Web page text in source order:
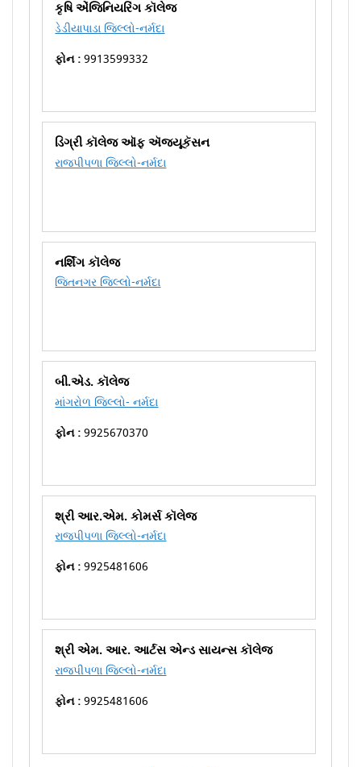
કૃષિ એંજિનિયરિંગ કૉલેજ
ડેડીયાપાડા જિલ્લો-નર્મદા
ફોન :9913599332
ડિગ્રી કૉલેજ ઑફ ઍજ્યૂકૅસન
રાજપીપળા જિલ્લો-નર્મદા
નર્શિંગ કૉલેજ
જિતનગર જિલ્લો-નર્મદા
બી.એડ. કૉલેજ
માંગરોળ જિલ્લો- નર્મદા
ફોન :9925670370
શ્રી આર.એમ. કોમર્સ કૉલેજ
રાજપીપળા જિલ્લો-નર્મદા
ફોન :9925481606
શ્રી એમ. આર. આર્ટસ એન્ડ સાયન્સ કૉલેજ
રાજપીપળા જિલ્લો-નર્મદા
ફોન :9925481606